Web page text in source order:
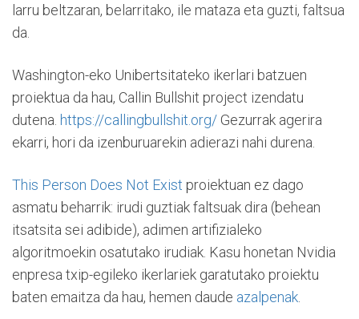
larru beltzaran, belarritako, ile mataza eta guzti, faltsua
da.
Washington-eko Unibertsitateko ikerlari batzuen
proiektua da hau, Callin Bullshit project izendatu
dutena. https://callingbullshit.org/ Gezurrak agerira
ekarri, hori da izenburuarekin adierazi nahi durena.
This Person Does Not Exist proiektuan ez dago
asmatu beharrik: irudi guztiak faltsuak dira (behean
itsatsita sei adibide), adimen artifizialeko
algoritmoekin osatutako irudiak. Kasu honetan Nvidia
enpresa txip-egileko ikerlariek garatutako proiektu
baten emaitza da hau, hemen daude azalpenak